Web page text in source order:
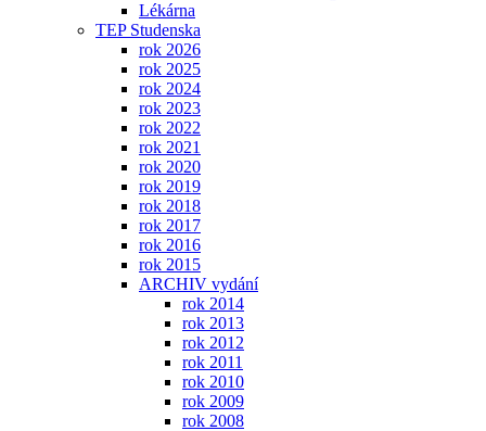
Lékárna
TEP Studenska
rok 2026
rok 2025
rok 2024
rok 2023
rok 2022
rok 2021
rok 2020
rok 2019
rok 2018
rok 2017
rok 2016
rok 2015
ARCHIV vydání
rok 2014
rok 2013
rok 2012
rok 2011
rok 2010
rok 2009
rok 2008